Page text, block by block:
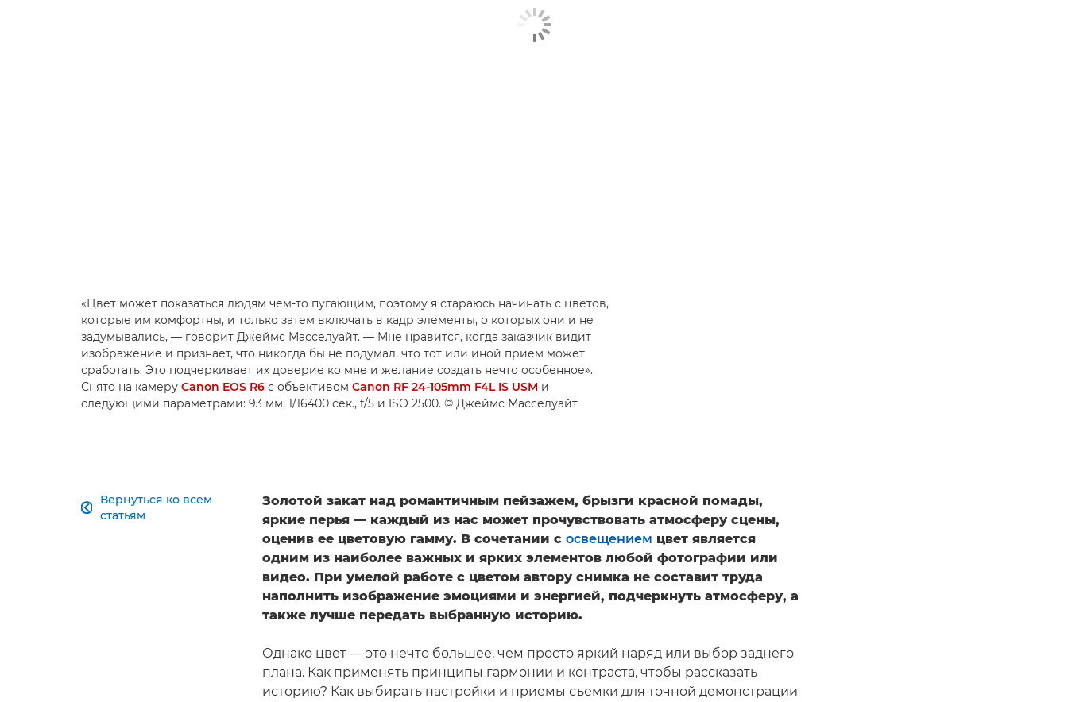
«Цвет может показаться людям чем-то пугающим, поэтому я стараюсь начинать с цветов,
которые им комфортны, и только затем включать в кадр элементы, о которых они и не
задумывались, — говорит Джеймс Масселуайт. — Мне нравится, когда заказчик видит
изображение и признает, что никогда бы не подумал, что тот или иной прием может
сработать. Это подчеркивает их доверие ко мне и желание создать нечто особенное».
Снято на камеру Canon EOS R6 с объективом Canon RF 24-105mm F4L IS USM и
следующими параметрами: 93 мм, 1/16400 сек., f/5 и ISO 2500. © Джеймс Масселуайт
Вернуться ко всем
статьям

Золотой закат над романтичным пейзажем, брызги красной помады,
яркие перья — каждый из нас может прочувствовать атмосферу сцены,
оценив ее цветовую гамму. В сочетании с освещением цвет является
одним из наиболее важных и ярких элементов любой фотографии или
видео. При умелой работе с цветом автору снимка не составит труда
наполнить изображение эмоциями и энергией, подчеркнуть атмосферу, а
также лучше передать выбранную историю.
Однако цвет — это нечто большее, чем просто яркий наряд или выбор заднего
плана. Как применять принципы гармонии и контраста, чтобы рассказать
историю? Как выбирать настройки и приемы съемки для точной демонстрации